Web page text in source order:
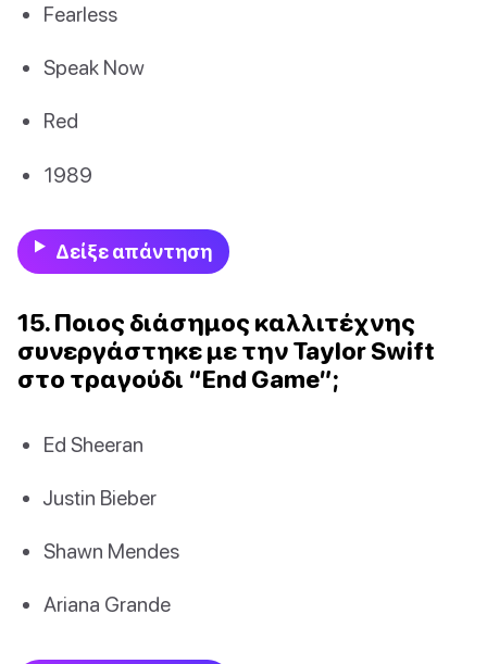
Fearless
Speak Now
Red
1989
Δείξε απάντηση
15. Ποιος διάσημος καλλιτέχνης
συνεργάστηκε με την Taylor Swift
στο τραγούδι “End Game”;
Ed Sheeran
Justin Bieber
Shawn Mendes
Ariana Grande